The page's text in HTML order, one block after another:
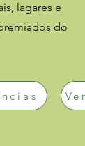
lagares e
do